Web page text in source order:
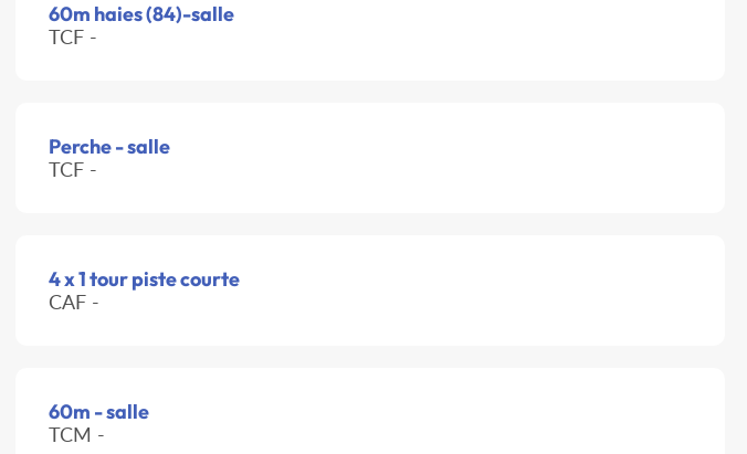
60m haies (84)-salle
TCF -
Perche - salle
TCF -
4 x 1 tour piste courte
CAF -
60m - salle
TCM -